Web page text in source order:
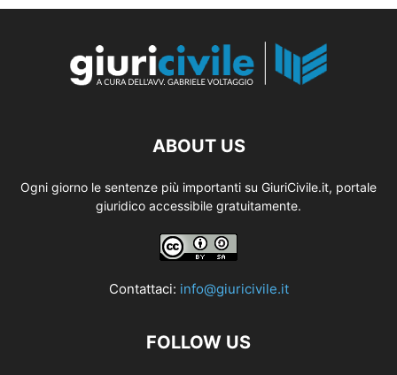
ABOUT US
Ogni giorno le sentenze più importanti su GiuriCivile.it, portale
giuridico accessibile gratuitamente.
Contattaci: info@giuricivile.it
FOLLOW US